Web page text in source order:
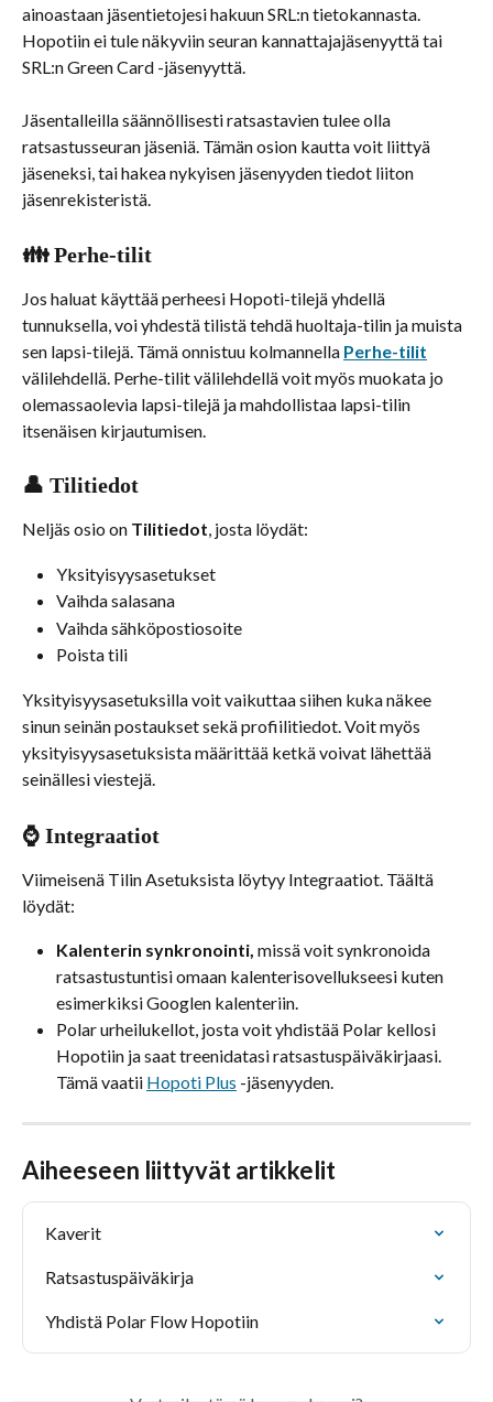
ainoastaan jäsentietojesi hakuun SRL:n tietokannasta.
Hopotiin ei tule näkyviin seuran kannattajajäsenyyttä tai
SRL:n Green Card -jäsenyyttä.
Jäsentalleilla säännöllisesti ratsastavien tulee olla
ratsastusseuran jäseniä. Tämän osion kautta voit liittyä
jäseneksi, tai hakea nykyisen jäsenyyden tiedot liiton
jäsenrekisteristä.
👪 Perhe-tilit
Jos haluat käyttää perheesi Hopoti-tilejä yhdellä
tunnuksella, voi yhdestä tilistä tehdä huoltaja-tilin ja muista
sen lapsi-tilejä. Tämä onnistuu kolmannella Perhe-tilit
välilehdellä. Perhe-tilit välilehdellä voit myös muokata jo
olemassaolevia lapsi-tilejä ja mahdollistaa lapsi-tilin
itsenäisen kirjautumisen.
👤 Tilitiedot
Neljäs osio on Tilitiedot, josta löydät:
Yksityisyysasetukset
Vaihda salasana
Vaihda sähköpostiosoite
Poista tili
Yksityisyysasetuksilla voit vaikuttaa siihen kuka näkee
sinun seinän postaukset sekä profiilitiedot. Voit myös
yksityisyysasetuksista määrittää ketkä voivat lähettää
seinällesi viestejä.
⌚ Integraatiot
Viimeisenä Tilin Asetuksista löytyy Integraatiot. Täältä
löydät:
Kalenterin synkronointi, missä voit synkronoida
ratsastustuntisi omaan kalenterisovellukseesi kuten
esimerkiksi Googlen kalenteriin.
Polar urheilukellot, josta voit yhdistää Polar kellosi
Hopotiin ja saat treenidatasi ratsastuspäiväkirjaasi.
Tämä vaatii Hopoti Plus -jäsenyyden.
Aiheeseen liittyvät artikkelit
Kaverit
Ratsastuspäiväkirja
Yhdistä Polar Flow Hopotiin